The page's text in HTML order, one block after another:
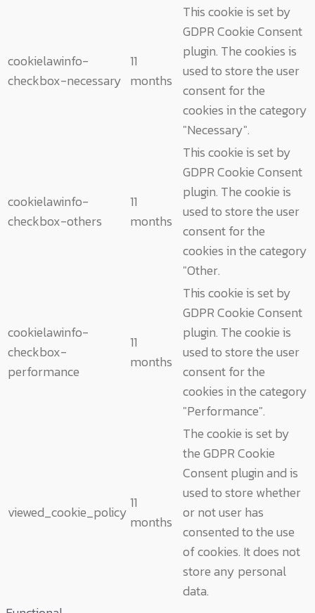
cookielawinfo-
checkbox-necessary
11
months
This cookie is set by
GDPR Cookie Consent
plugin. The cookies is
used to store the user
consent for the
cookies in the category
"Necessary".
cookielawinfo-
checkbox-others
11
months
This cookie is set by
GDPR Cookie Consent
plugin. The cookie is
used to store the user
consent for the
cookies in the category
"Other.
cookielawinfo-
checkbox-
performance
11
months
This cookie is set by
GDPR Cookie Consent
plugin. The cookie is
used to store the user
consent for the
cookies in the category
"Performance".
viewed_cookie_policy
11
months
The cookie is set by
the GDPR Cookie
Consent plugin and is
used to store whether
or not user has
consented to the use
of cookies. It does not
store any personal
data.